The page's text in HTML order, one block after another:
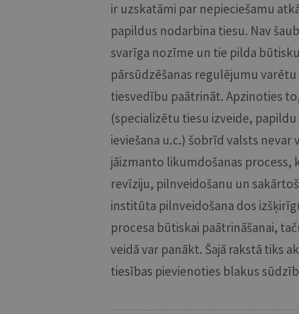
ir uzskatāmi par nepieciešamu
papildus nodarbina tiesu. Nav
svarīga nozīme un tie pilda
pārsūdzēšanas regulējumu
tiesvedību paātrināt. Apzinoties
(specializētu tiesu izveide,
ieviešana u.c.) šobrīd valsts
jāizmanto likumdošanas
revīziju, pilnveidošanu un
institūta pilnveidošana dos
procesa būtiskai paātrināšanai,
veidā var panākt. Šajā rakstā tiks
tiesības pievienoties blakus